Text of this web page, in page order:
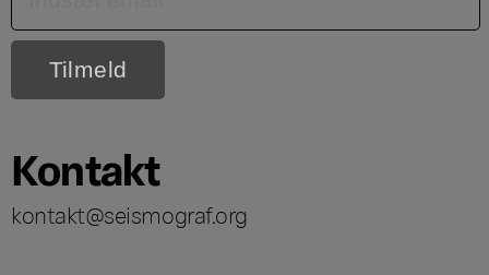
Kontakt
kontakt@seismograf.org